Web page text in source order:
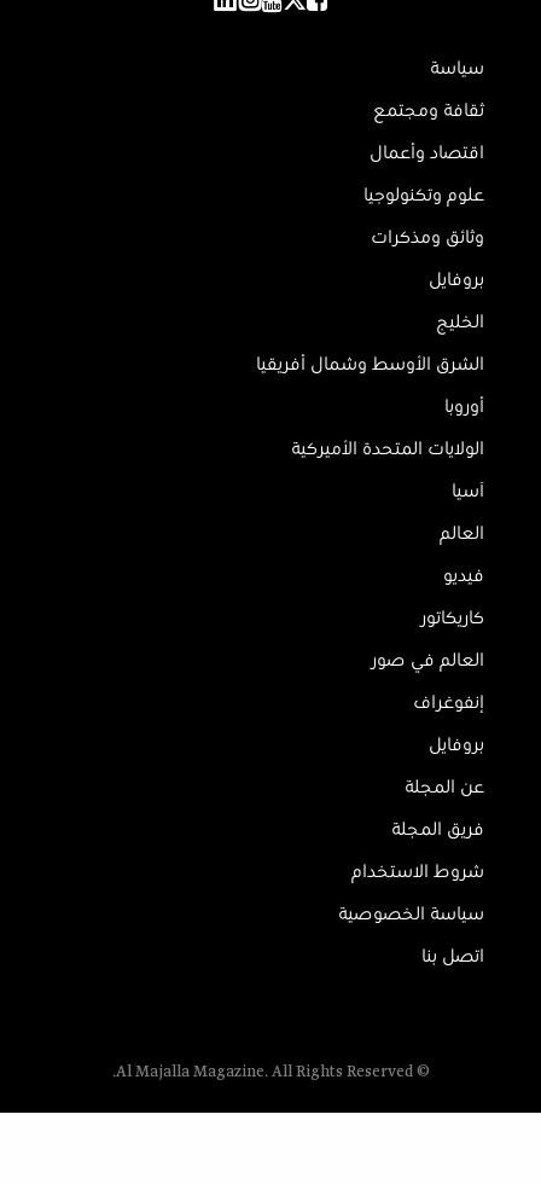
سياسة
ثقافة ومجتمع
اقتصاد وأعمال
علوم وتكنولوجيا
وثائق ومذكرات
بروفايل
الخليج
الشرق الأوسط وشمال أفريقيا
أوروبا
الولايات المتحدة الأميركية
آسيا
العالم
فيديو
كاريكاتور
العالم في صور
إنفوغراف
بروفايل
عن المجلة
فريق المجلة
شروط الاستخدام
سياسة الخصوصية
اتصل بنا
© Al Majalla Magazine. All Rights Reserved.